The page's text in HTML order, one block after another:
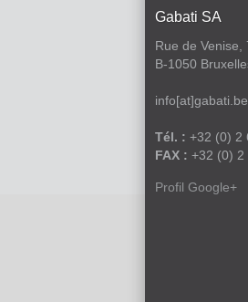
Gabati SA
Rue de Venise,
B-1050
info[at]gabati.be
Tél. : +32 (0) 2
FAX : +32 (0) 2
Profil Google+